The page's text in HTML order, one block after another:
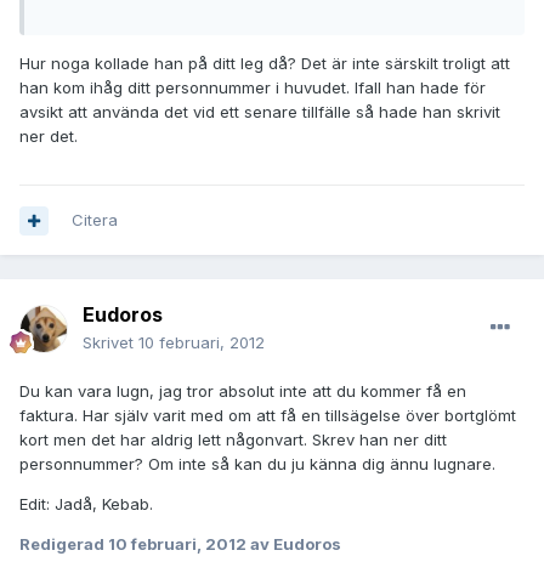
Hur noga kollade han på ditt leg då? Det är inte särskilt troligt att
han kom ihåg ditt personnummer i huvudet. Ifall han hade för
avsikt att använda det vid ett senare tillfälle så hade han skrivit
ner det.
Citera
Eudoros
Skrivet 10 februari, 2012
Du kan vara lugn, jag tror absolut inte att du kommer få en
faktura. Har själv varit med om att få en tillsägelse över bortglömt
kort men det har aldrig lett någonvart. Skrev han ner ditt
personnummer? Om inte så kan du ju känna dig ännu lugnare.
Edit: Jadå, Kebab.
Redigerad 10 februari, 2012 av Eudoros